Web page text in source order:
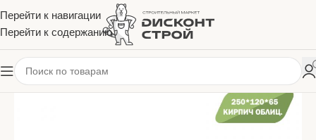
Перейти к навигации
Перейти к содержанию